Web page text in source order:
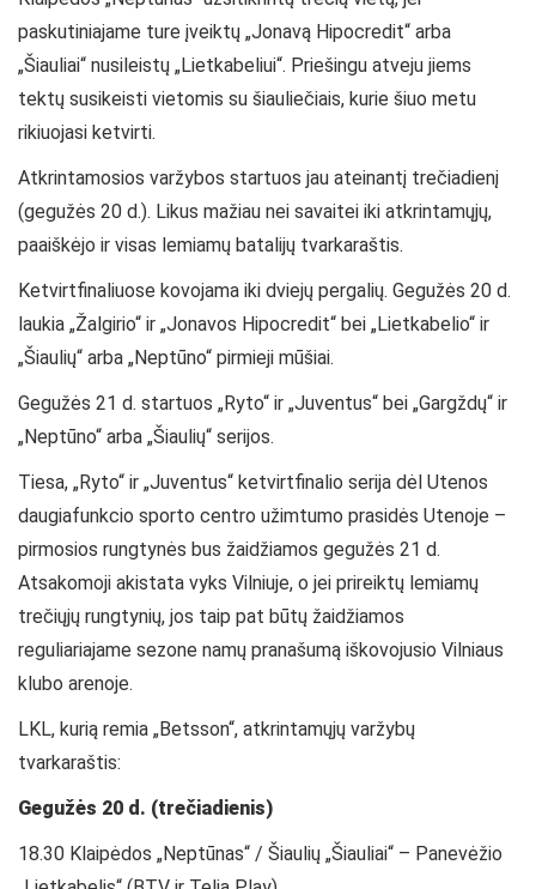
paskutiniajame ture įveiktų „Jonavą Hipocredit“ arba
„Šiauliai“ nusileistų „Lietkabeliui“. Priešingu atveju jiems
tektų susikeisti vietomis su šiauliečiais, kurie šiuo metu
rikiuojasi ketvirti.
Atkrintamosios varžybos startuos jau ateinantį trečiadienį
(gegužės 20 d.). Likus mažiau nei savaitei iki atkrintamųjų,
paaiškėjo ir visas lemiamų batalijų tvarkaraštis.
Ketvirtfinaliuose kovojama iki dviejų pergalių. Gegužės 20 d.
laukia „Žalgirio“ ir „Jonavos Hipocredit“ bei „Lietkabelio“ ir
„Šiaulių“ arba „Neptūno“ pirmieji mūšiai.
Gegužės 21 d. startuos „Ryto“ ir „Juventus“ bei „Gargždų“ ir
„Neptūno“ arba „Šiaulių“ serijos.
Tiesa, „Ryto“ ir „Juventus“ ketvirtfinalio serija dėl Utenos
daugiafunkcio sporto centro užimtumo prasidės Utenoje –
pirmosios rungtynės bus žaidžiamos gegužės 21 d.
Atsakomoji akistata vyks Vilniuje, o jei prireiktų lemiamų
trečiųjų rungtynių, jos taip pat būtų žaidžiamos
reguliariajame sezone namų pranašumą iškovojusio Vilniaus
klubo arenoje.
LKL, kurią remia „Betsson“, atkrintamųjų varžybų
tvarkaraštis:
Gegužės 20 d. (trečiadienis)
18.30 Klaipėdos „Neptūnas“ / Šiaulių „Šiauliai“ – Panevėžio